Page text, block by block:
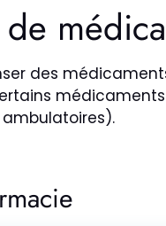
des